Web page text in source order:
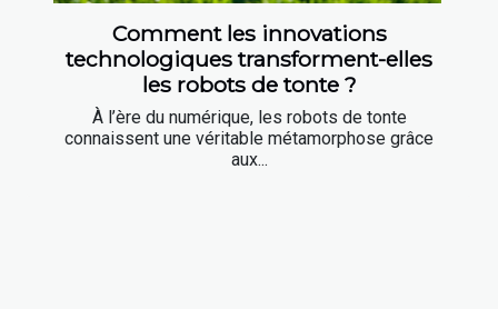
Comment les innovations
technologiques transforment-elles
les robots de tonte ?
À l’ère du numérique, les robots de tonte
connaissent une véritable métamorphose grâce
aux...